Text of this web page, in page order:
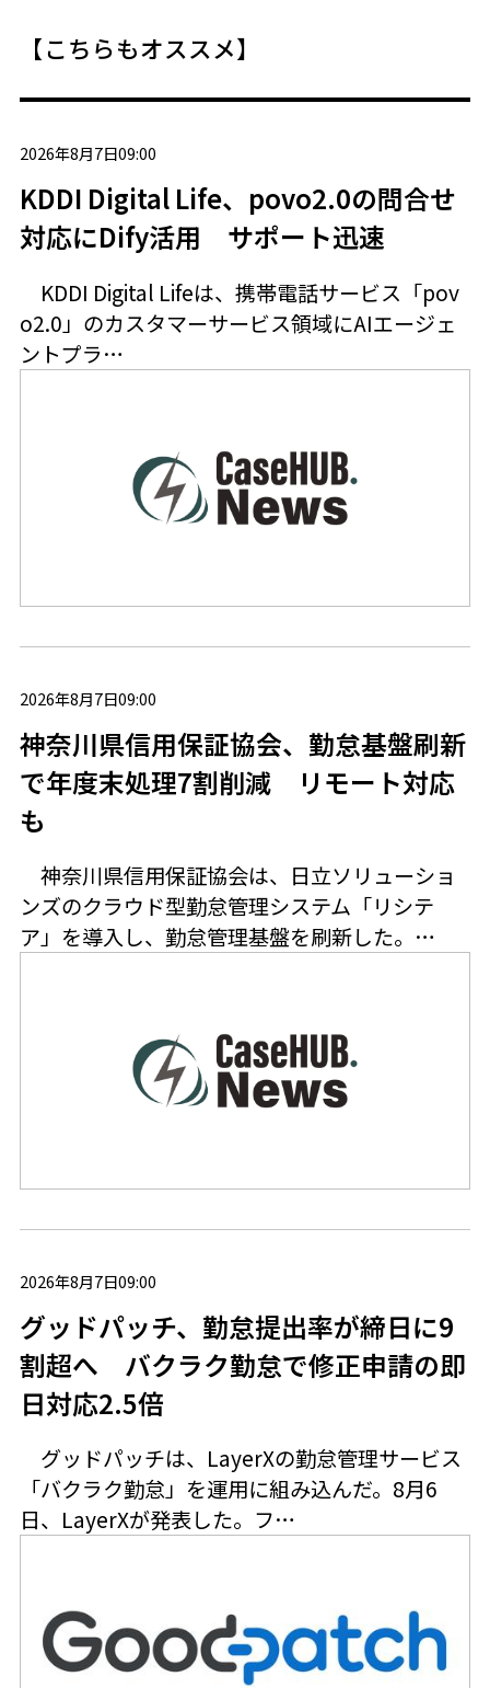
【こちらもオススメ】
2026年8月7日09:00
KDDI Digital Life、povo2.0の問合せ
対応にDify活用 サポート迅速
KDDI Digital Lifeは、携帯電話サービス「pov
o2.0」のカスタマーサービス領域にAIエージェ
ントプラ…
2026年8月7日09:00
神奈川県信用保証協会、勤怠基盤刷新
で年度末処理7割削減 リモート対応
も
神奈川県信用保証協会は、日立ソリューショ
ンズのクラウド型勤怠管理システム「リシテ
ア」を導入し、勤怠管理基盤を刷新した。…
2026年8月7日09:00
グッドパッチ、勤怠提出率が締日に9
割超へ バクラク勤怠で修正申請の即
日対応2.5倍
グッドパッチは、LayerXの勤怠管理サービス
「バクラク勤怠」を運用に組み込んだ。8月6
日、LayerXが発表した。フ…